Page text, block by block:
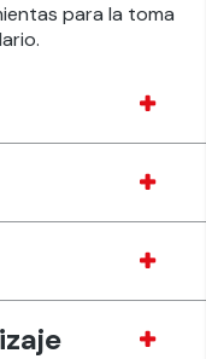
para la toma